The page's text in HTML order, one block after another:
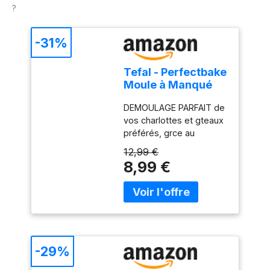
?
Tefal - Perfectbake
Moule à Manqué
Recyclé - 26cm
DEMOULAGE PARFAIT de
vos charlottes et gteaux
préférés, grce au
exclusif de ce moule
HAUTE RESISTANCE ET
DURABILITE : ce moule à
gteau est fabriqué en
résistant que l'aluminium
classique DES
RESULTATS DE CUISSON
12,99 €
8,99 €
-31%
-29%